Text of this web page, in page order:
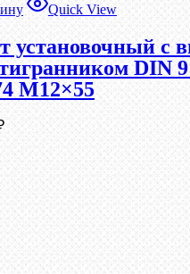
Quick View
установочный с
DIN
М12×55